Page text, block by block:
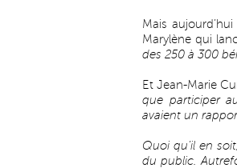
Mais
Marylène qui
des 250 à 300
Et Jean-Marie
que participer
avaient un
Quoi qu’il en
du public.